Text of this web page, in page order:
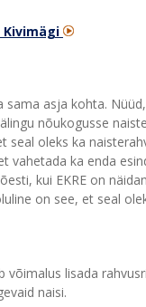
Kivimägi
sama asja kohta.
nõukogusse
seal oleks ka
vahetada ka enda
kui EKRE on
on see, et seal
võimalus lisada
naisi.